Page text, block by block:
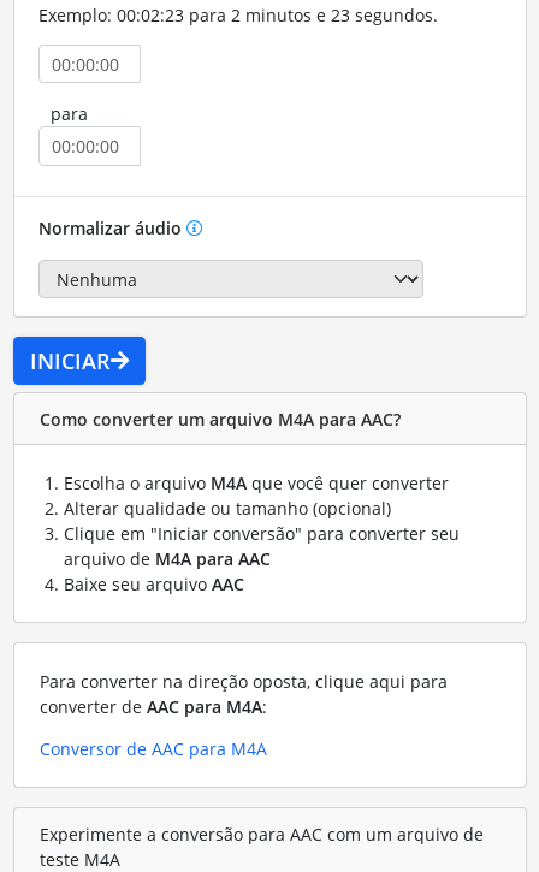
Exemplo: 00:02:23 para 2 minutos e 23 segundos.
para
Normalizar áudio
INICIAR
Como converter um arquivo M4A para AAC?
Escolha o arquivo M4Aque você quer converter
Alterar qualidade ou tamanho (opcional)
Clique em "Iniciar conversão" para converter seu
arquivo de M4A para AAC
Baixe seu arquivo AAC
Para converter na direção oposta, clique aqui para
converter de AAC para M4A:
Conversor de AAC para M4A
Experimente a conversão para AAC com um arquivo de
teste M4A